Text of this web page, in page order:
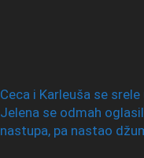
Ceca i Karleuša se srele
Jelena se odmah
nastupa, pa nastao